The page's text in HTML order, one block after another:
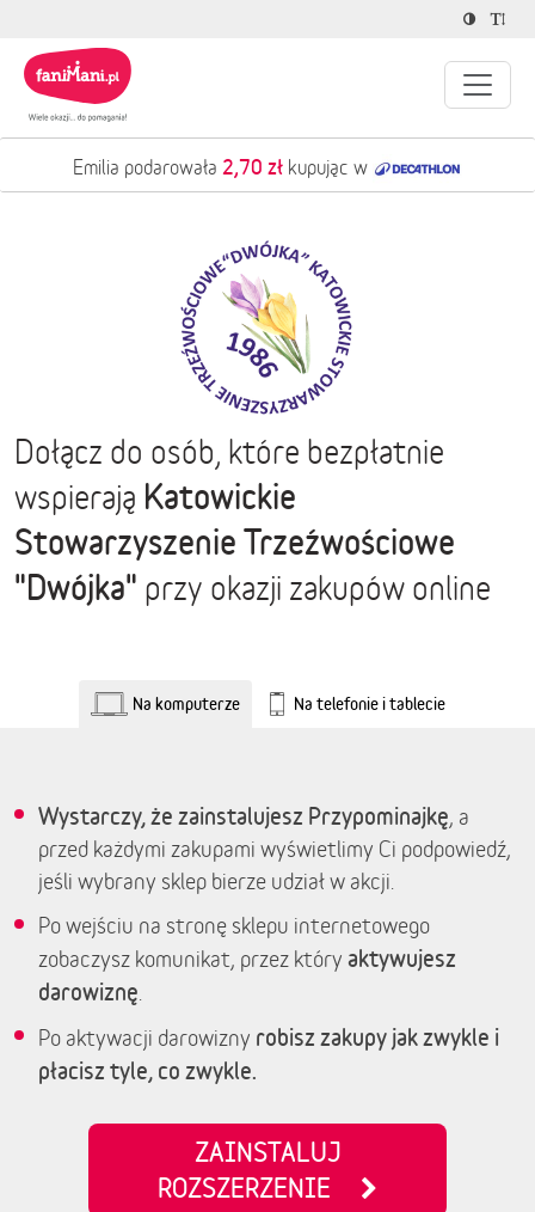
Emilia podarowała 2,70 zł kupując w
Dołącz do osób, które bezpłatnie
wspierają Katowickie
Stowarzyszenie Trzeźwościowe
"Dwójka" przy okazji zakupów online
Na komputerze Na telefonie i tablecie
Wystarczy, że zainstalujesz Przypominajkę, a
przed każdymi zakupami wyświetlimy Ci podpowiedź,
jeśli wybrany sklep bierze udział w akcji.
Po wejściu na stronę sklepu internetowego
zobaczysz komunikat, przez który aktywujesz
darowiznę
Po aktywacji darowizny robisz zakupy jak zwykle i
płacisz tyle, co zwykle.
ZAINSTALUJ
ROZSZERZENIE